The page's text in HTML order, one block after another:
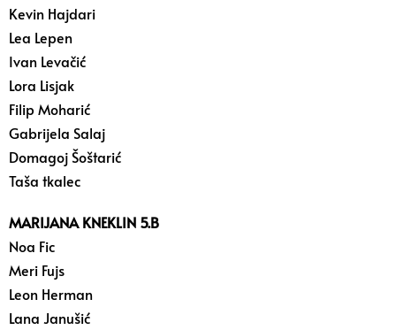
Kevin Hajdari
Lea Lepen
Ivan Levačić
Lora Lisjak
Filip Moharić
Gabrijela Salaj
Domagoj Šoštarić
Taša tkalec
MARIJANA KNEKLIN 5.B
Noa Fic
Meri Fujs
Leon Herman
Lana Janušić